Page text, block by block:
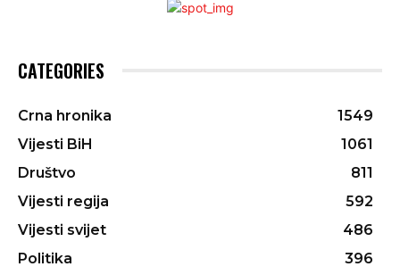
CATEGORIES
Crna hronika
1549
Vijesti BiH
1061
Društvo
811
Vijesti regija
592
Vijesti svijet
486
Politika
396